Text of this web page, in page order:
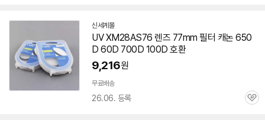
신세계몰
UV XM28AS76 렌즈 77mm 필터 캐논 650
D 60D 700D 100D 호환
9,216원
무료배송
26.06. 등록
관